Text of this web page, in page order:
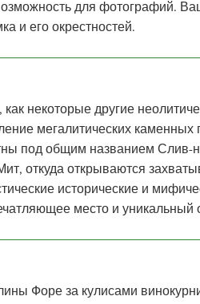
для фотографий.
и его окрестностей.
некоторые другие
мегалитических
под общим названием Слив-
откуда открываются
исторические и
место и уникальный
Форе за кулисами